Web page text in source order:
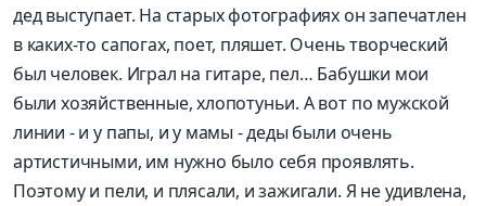
дед выступает. На старых фотографиях он запечатлен
в каких-то сапогах, поет, пляшет. Очень творческий
был человек. Играл на гитаре, пел… Бабушки мои
были хозяйственные, хлопотуньи. А вот по мужской
линии - и у папы, и у мамы - деды были очень
артистичными, им нужно было себя проявлять.
Поэтому и пели, и плясали, и зажигали. Я не удивлена,